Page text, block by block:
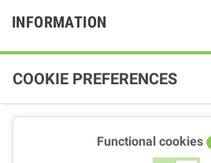
INFORMATION
COOKIE PREFERENCES
Functional cookies